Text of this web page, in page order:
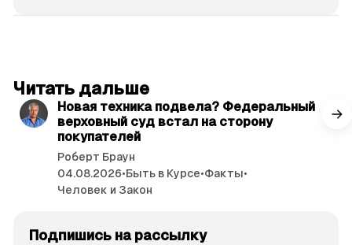
Читать дальше
Новая техника подвела? Федеральный
верховный суд встал на сторону
покупателей
Роберт Браун
04.08.2026•Быть в Курсе•Факты•
Человек и Закон
Подпишись на рассылку